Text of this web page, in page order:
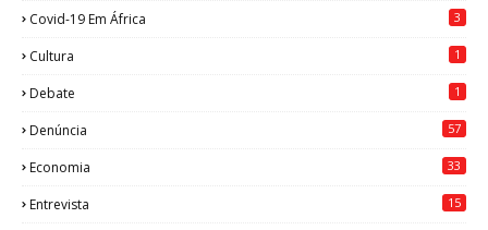
Covid-19 Em África 3
Cultura 1
Debate 1
Denúncia 57
Economia 33
Entrevista 15